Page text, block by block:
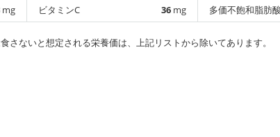
mg
ビタミンC
36 mg
多価不飽和脂肪酸
さないと想定される栄養価は、上記リストから除いてあります。